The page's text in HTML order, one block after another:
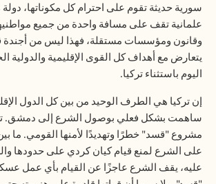
سورية حديثة تقوم على احترام كل مكوناتها،
علمانية تقف على مسافة واحدة من جميع
وقانون ومؤسسات مستقلة، فهذا ليس من أجندة
يتعارض مع أهداف كل القوى الإقليمية والدولية
اليوم باستثناء تركيا.
إن تركيا هي الطرف الوحيد من بين كل الدول
ساهمت بشكل فعلي بوصول الشرع إلى دمشق.
مشروع "قسد" خطرًا وتهديدًا لأمنها القومي. ما
على الشرع لمنع قيام كيان كردي على حدودها
عليه، يقف الشرع عاجزًا عن القيام بأي عمل